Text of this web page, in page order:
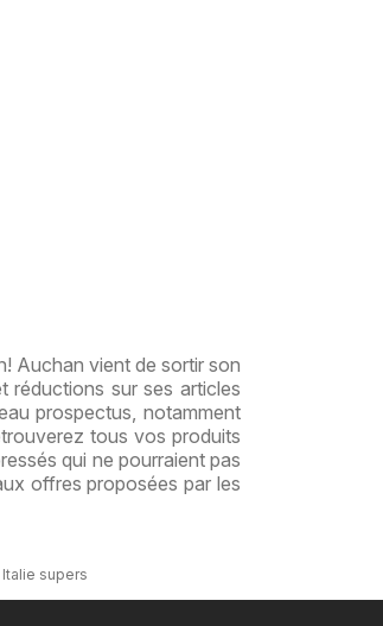
Auchan vient de sortir son
réductions sur ses articles
prospectus, notamment
tous vos produits
qui ne pourraient pas
offres proposées par les
Italie supers